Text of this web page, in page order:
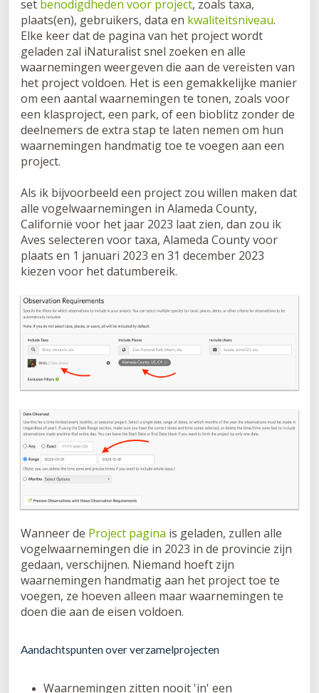
set benodigdheden voor project, zoals taxa,
plaats(en), gebruikers, data en kwaliteitsniveau.
Elke keer dat de pagina van het project wordt
geladen zal iNaturalist snel zoeken en alle
waarnemingen weergeven die aan de vereisten van
het project voldoen. Het is een gemakkelijke manier
om een aantal waarnemingen te tonen, zoals voor
een klasproject, een park, of een bioblitz zonder de
deelnemers de extra stap te laten nemen om hun
waarnemingen handmatig toe te voegen aan een
project.
Als ik bijvoorbeeld een project zou willen maken dat
alle vogelwaarnemingen in Alameda County,
Californië voor het jaar 2023 laat zien, dan zou ik
Aves selecteren voor taxa, Alameda County voor
plaats en 1 januari 2023 en 31 december 2023
kiezen voor het datumbereik.
Wanneer de Project pagina is geladen, zullen alle
vogelwaarnemingen die in 2023 in de provincie zijn
gedaan, verschijnen. Niemand hoeft zijn
waarnemingen handmatig aan het project toe te
voegen, ze hoeven alleen maar waarnemingen te
doen die aan de eisen voldoen.
Aandachtspunten over verzamelprojecten
Waarnemingen zitten nooit 'in' een